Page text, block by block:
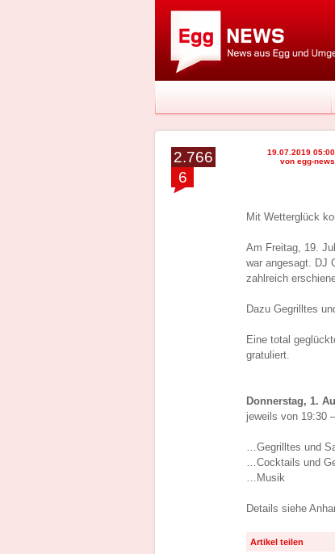
2.766
6
19.07.2019 05:00
von egg-news
Mit Wetterglück
Am Freitag, 19.
war angesagt. DJ
zahlreich
Dazu Gegrilltes
Eine total
gratuliert.
Donnerstag, 1.
jeweils von 19:30
…Gegrilltes und
…Cocktails und
…Musik
Details siehe
Artikel teilen